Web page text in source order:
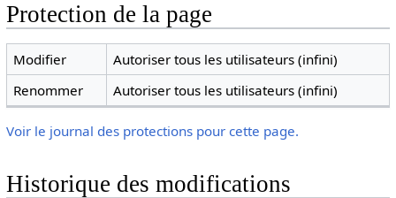
Protection de la page
Modifier
Autoriser tous les utilisateurs (infini)
Renommer
Autoriser tous les utilisateurs (infini)
Voir le journal des protections pour cette page.
Historique des modifications